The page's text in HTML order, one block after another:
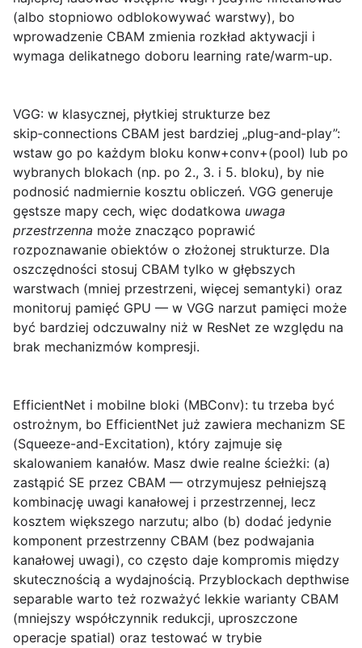
(albo stopniowo odblokowywać warstwy), bo
wprowadzenie CBAM zmienia rozkład aktywacji i
wymaga delikatnego doboru learning rate/warm‑up.
VGG: w klasycznej, płytkiej strukturze bez
skip‑connections CBAM jest bardziej „plug‑and‑play”:
wstaw go po każdym bloku konw+conv+(pool) lub po
wybranych blokach (np. po 2., 3. i 5. bloku), by nie
podnosić nadmiernie kosztu obliczeń. VGG generuje
gęstsze mapy cech, więc dodatkowa uwaga
przestrzenna może znacząco poprawić
rozpoznawanie obiektów o złożonej strukturze. Dla
oszczędności stosuj CBAM tylko w głębszych
warstwach (mniej przestrzeni, więcej semantyki) oraz
monitoruj pamięć GPU — w VGG narzut pamięci może
być bardziej odczuwalny niż w ResNet ze względu na
brak mechanizmów kompresji.
EfficientNet i mobilne bloki (MBConv): tu trzeba być
ostrożnym, bo EfficientNet już zawiera mechanizm SE
(Squeeze-and-Excitation), który zajmuje się
skalowaniem kanałów. Masz dwie realne ścieżki: (a)
zastąpić SE przez CBAM — otrzymujesz pełniejszą
kombinację uwagi kanałowej i przestrzennej, lecz
kosztem większego narzutu; albo (b) dodać jedynie
komponent przestrzenny CBAM (bez podwajania
kanałowej uwagi), co często daje kompromis między
skutecznością a wydajnością. Przyblockach depthwise
separable warto też rozważyć lekkie warianty CBAM
(mniejszy współczynnik redukcji, uproszczone
operacje spatial) oraz testować w trybie